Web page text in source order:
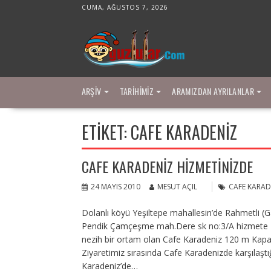
CUMA, AĞUSTOS 7, 2026
ARŞIV TARIHIMIZ ARAMIZDAN AYRILANLAR
ETIKET:CAFE KARADENIZ
CAFE KARADENIZ HIZMETINIZDE
24 MAYIS 2010 MESUT AÇIL CAFE
Dolanlı köyü Yeşiltepe mahallesin’de Rahmetli
Pendik Çamçeşme mah.Dere sk no:3/A
nezih bir ortam olan Cafe Karadeniz 120 m
Ziyaretimiz sırasında Cafe Karadenizde
Karadeniz’de…